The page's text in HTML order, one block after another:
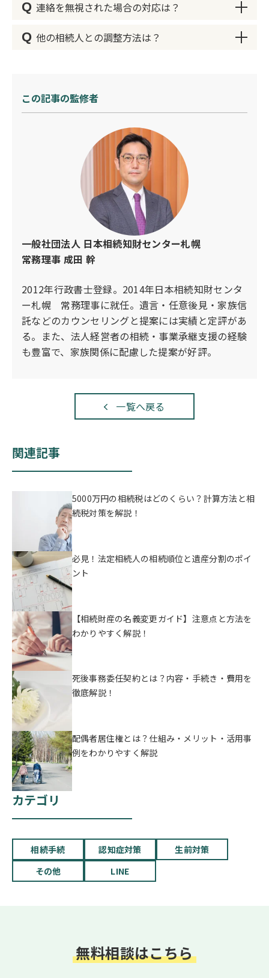
い、相手に対する敬意を示すことが大切です。ま
た、相手が理解しやすいように、簡潔でわかりや
すい言葉を選びます。
突然のご連絡失礼いたします。私は〇〇と申しま
す。〇〇様のご親族であり、故〇〇の相続人の一
人です。この度、故〇〇の相続に関するご連絡を
させていただきました。
相続手続きについてご相談したく存じますので、
同封の書類をご確認の上、ご連絡いただければ幸
何卒よろしくお願い申し上げます。
敬具
このような手紙の例文を参考に、自分の状況に合
わせた手紙を作成するとよいでしょう。
点がある場合は、直接聞くことで解決できること
が多いです。また、手紙の内容が法的に正確であ
るかどうかを確認するためには、日本相続知財セ
専門家に相談することで、手紙の内容が正しいか
どうか、相続手続きに問題がないかを確認するこ
とができます。また、専門家は相続手続きに詳し
いため、疑問点や不安を解消するためのアドバイ
スを提供してくれます。
専門家に相談する際の費用は、相談内容や専門家
の料金設定によります。一般的には、初回相談は
無料で行っている事務所も多く、具体的な手続き
の上で相談を進めることが重要です。
Q 連絡を無視された場合の対応は？
連絡を無視された場合は、再度手紙を送るか、他
どの専門家に相談することで、適切な対応方法を
アドバイスしてもらうことができます。
連絡を無視された段階で弁護士などの専門家に依
頼することで、第三者的な立場からのアプローチ
が可能となり、相手に対してより効果的な連絡を
取ることができる場合があります。特に相続手続
きが進まない場合や、緊急を要する場合には、専
門家の助けを借りることが有効です。
Q 他の相続人との調整方法は？
書の作成や、相続財産の評価などが挙げられま
す。これらの手続きは、日本相続知財センター札
に進めることができます。
他の相続人との連絡代行を始め、意向確認、遺産
分割協議書の取り交わしや、手続書類の発送など
各種相続手続きのサポートなど全般に渡ってサポ
ートすることが可能です。
この記事の監修者
一般社団法人 日本相続知財センター札幌
常務理事 成田 幹
2012年行政書士登録。2014年日本相続知財センタ
ー札幌 常務理事に就任。遺言・任意後見・家族信
託などのカウンセリングと提案には実績と定評があ
る。また、法人経営者の相続・事業承継支援の経験
も豊富で、家族関係に配慮した提案が好評。
一覧へ戻る
関連記事
5000万円の相続税はどのくらい？計算方法と相
続税対策を解説！
必見！法定相続人の相続順位と遺産分割のポイ
ント
【相続財産の名義変更ガイド】注意点と方法を
わかりやすく解説！
死後事務委任契約とは？内容・手続き・費用を
徹底解説！
配偶者居住権とは？仕組み・メリット・活用事
例をわかりやすく解説
カテゴリ
相続手続 認知症対策
生前対策
その他
LINE
無料相談はこちら